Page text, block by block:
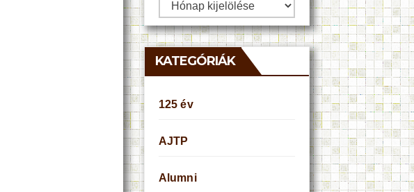
Archívum
KATEGÓRIÁK
125 év
AJTP
Alumni